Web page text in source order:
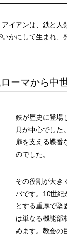
アイアンは、鉄と人
いかにして生まれ、
ーマから中
鉄が歴史に登場
具が中心でした
扉を支える蝶番
のでした。
その役割が大き
パです。10世紀
とする重厚で堅
は単なる機能部
めます。教会の